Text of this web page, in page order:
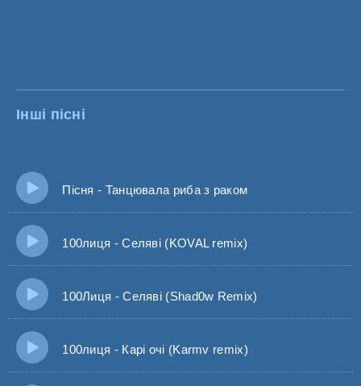
Інші пісні
Пісня - Танцювала риба з раком
100лиця - Селяві (KOVAL remix)
100Лиця - Селяві (Shad0w Remix)
100лиця - Карі очі (Karmv remix)